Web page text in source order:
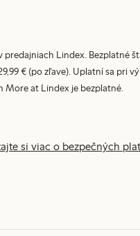
predajniach Lindex. Bezplatné
€ (po zľave). Uplatní sa pri
More at Lindex je bezplatné.
si viac o bezpečných